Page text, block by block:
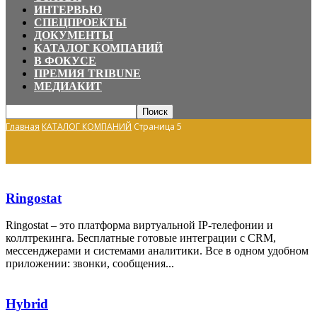
ИНТЕРВЬЮ
СПЕЦПРОЕКТЫ
ДОКУМЕНТЫ
КАТАЛОГ КОМПАНИЙ
В ФОКУСЕ
ПРЕМИЯ TRIBUNE
МЕДИАКИТ
Главная КАТАЛОГ КОМПАНИЙ Страница 5
Ringostat
Ringostat – это платформа виртуальной IP-телефонии и
коллтрекинга. Бесплатные готовые интеграции с CRM,
мессенджерами и системами аналитики. Все в одном удобном
приложении: звонки, сообщения...
Hybrid